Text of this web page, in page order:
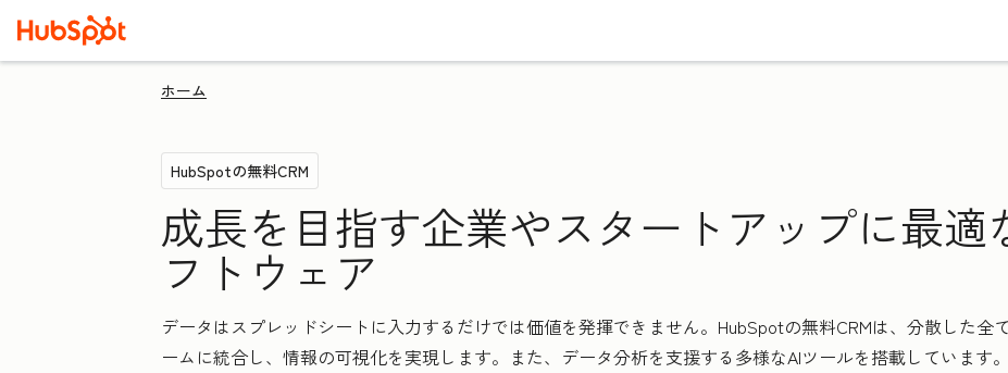
ホーム
HubSpotの無料CRM
成長を目指す企業やスタートアップに最適
フトウェア
データはスプレッドシートに入力するだけでは価値を発揮できません。HubSpotの無料CRMは、分散した全
ームに統合し、情報の可視化を実現します。また、データ分析を支援する多様なAIツールを搭載しています